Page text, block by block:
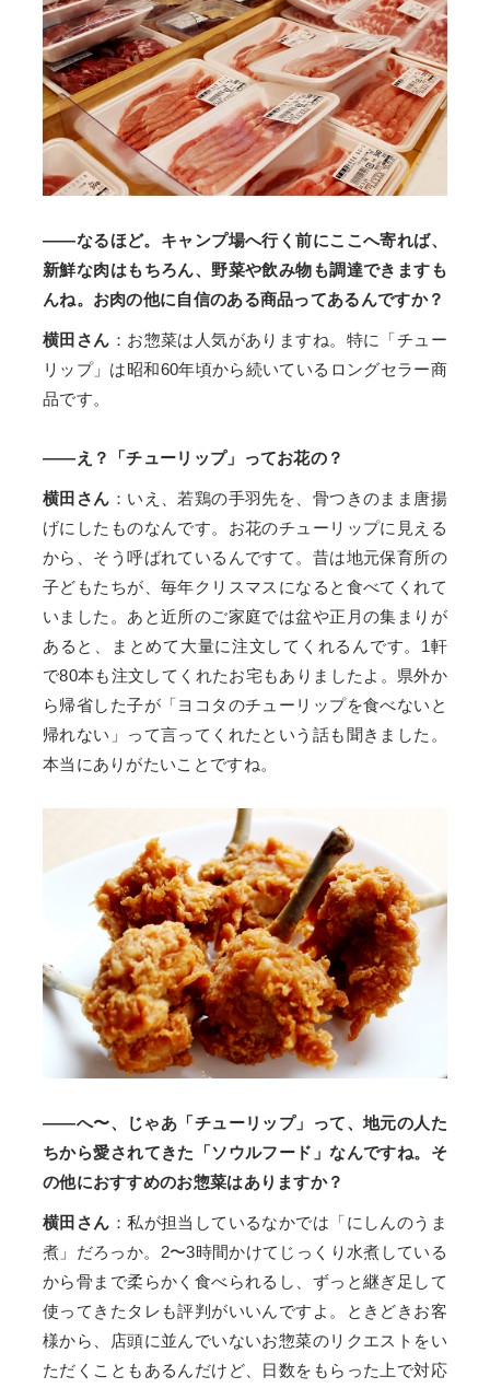
——なるほど。キャンプ場へ行く前にここへ寄れば、
新鮮な肉はもちろん、野菜や飲み物も調達できますも
んね。お肉の他に自信のある商品ってあるんですか？
横田さん ：お惣菜は人気がありますね。特に「チュー
リップ」は昭和60年頃から続いているロングセラー商
品です。
——え？「チューリップ」ってお花の？
横田さん ：いえ、若鶏の手羽先を、骨つきのまま唐揚
げにしたものなんです。お花のチューリップに見える
から、そう呼ばれているんですて。昔は地元保育所の
子どもたちが、毎年クリスマスになると食べてくれて
いました。あと近所のご家庭では盆や正月の集まりが
あると、まとめて大量に注文してくれるんです。1軒
で80本も注文してくれたお宅もありましたよ。県外か
ら帰省した子が「ヨコタのチューリップを食べないと
帰れない」って言ってくれたという話も聞きました。
本当にありがたいことですね。
——へ〜、じゃあ「チューリップ」って、地元の人た
ちから愛されてきた「ソウルフード」なんですね。そ
の他におすすめのお惣菜はありますか？
横田さん ：私が担当しているなかでは「にしんのうま
煮」だろっか。2〜3時間かけてじっくり水煮している
から骨まで柔らかく食べられるし、ずっと継ぎ足して
使ってきたタレも評判がいいんですよ。ときどきお客
様から、店頭に並んでいないお惣菜のリクエストをい
ただくこともあるんだけど、日数をもらった上で対応